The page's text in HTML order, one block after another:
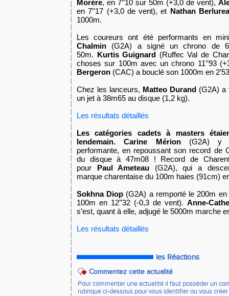
Morère, en 7’’10 sur 50m (+3,0 de vent),
en 7’’17 (+3,0 de vent), et Nathan
1000m.
Les coureurs ont été performants en
Chalmin (G2A) a signé un chrono de
50m. Kurtis Guignard (Ruffec Val de
choses sur 100m avec un chrono 11’’93
Bergeron (CAC) a bouclé son 1000m en
Chez les lanceurs, Matteo Durand (G2A) a
un jet à 38m65 au disque (1,2 kg).
Les résultats détaillés
Les catégories cadets à masters
lendemain. Carine Mérion (G2A) y
performante, en repoussant son record de
du disque à 47m08 ! Record de
pour Paul Ameteau (G2A), qui a
marque charentaise du 100m haies (91cm) en
Sokhna Diop (G2A) a remporté le 200m en
100m en 12’’32 (-0,3 de vent). Anne-
s’est, quant à elle, adjugé le 5000m marche en
Les résultats détaillés
les Réactions
Commentez cette actualité
Pour commenter une actualité il faut posséder un
rubrique ci-dessous pour vous identifier ou vous